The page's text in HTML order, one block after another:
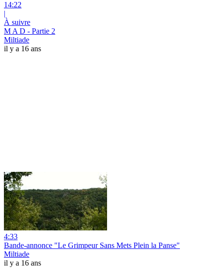
14:22
|
À suivre
M A D - Partie 2
Miltiade
il y a 16 ans
4:33
Bande-annonce "Le Grimpeur Sans Mets Plein la Panse"
Miltiade
il y a 16 ans